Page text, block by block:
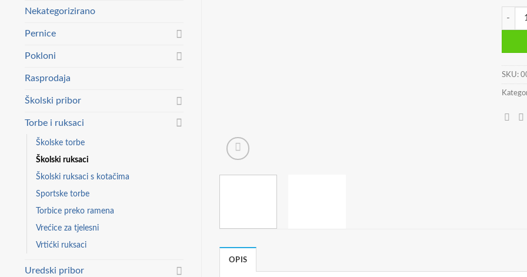
Nekategorizirano
Pernice
Pokloni
Rasprodaja
Školski pribor
Torbe i ruksaci
Školske torbe
Školski ruksaci
Školski ruksaci s kotačima
Sportske torbe
Torbice preko ramena
Vrećice za tjelesni
Vrtićki ruksaci
Uredski pribor
SKU:
OPIS